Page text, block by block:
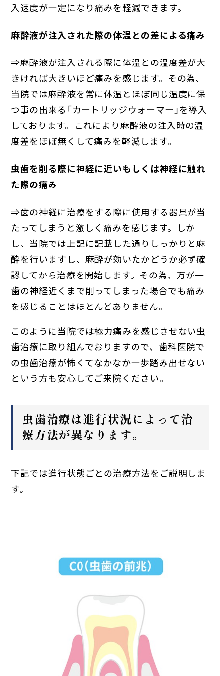
入速度が一定になり痛みを軽減できます。
麻酔液が注入された際の体温との差による痛み
⇒麻酔液が注入される際に体温との温度差が大
きければ大きいほど痛みを感じます。その為、
当院では麻酔液を常に体温とほぼ同じ温度に保
つ事の出来る「カートリッジウォーマー」を導入
しております。これにより麻酔液の注入時の温
度差をほぼ無くして痛みを軽減します。
虫歯を削る際に神経に近いもしくは神経に触れ
た際の痛み
⇒歯の神経に治療をする際に使用する器具が当
たってしまうと激しく痛みを感じます。しか
し、当院では上記に記載した通りしっかりと麻
酔を行いますし、麻酔が効いたかどうか必ず確
認してから治療を開始します。その為、万が一
歯の神経近くまで削ってしまった場合でも痛み
を感じることはほとんどありません。
このように当院では極力痛みを感じさせない虫
歯治療に取り組んでおりますので、歯科医院で
の虫歯治療が怖くてなかなか一歩踏み出せない
という方も安心してご来院ください。
虫歯治療は進行状況によって治
療方法が異なります。
下記では進行状態ごとの治療方法をご説明しま
す。